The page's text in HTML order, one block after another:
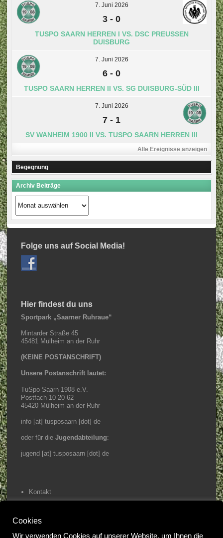
7. Juni 2026
3 - 0
TUSPO SAARN HERREN I VS. DSC PREUSSEN D
UISBURG
7. Juni 2026
6 - 0
TUSPO SAARN HERREN II VS. SG DUISBURG-SÜD III
7. Juni 2026
7 - 1
SV WANHEIM 1900 II VS. TUSPO SAARN HERREN III
Alle Ereignisse anzeigen
Begegnung
Archiv Beiträge
Archiv
Beiträge
Folge uns auf Social Media!
Hier findest du uns
Sportpark „Saarner Ruhraue“
Mintarder Straße 45
45481 Mülheim an der Ruhr
(KEINE POSTANSCHRIFT)
Unsere Postanschrift lautet:
TuSpo Saarn 1908 e.V.
Postfach 10 20 62
45420 Mülheim an der Ruhr
info [at] tusposaarn [dot] de
oder für die Jugendabteilung:
jugend [at] tusposaarn [dot] de
Kontakt
Home
Cookies
Wir verwenden Cookies auf unserer Website, um Ihnen die